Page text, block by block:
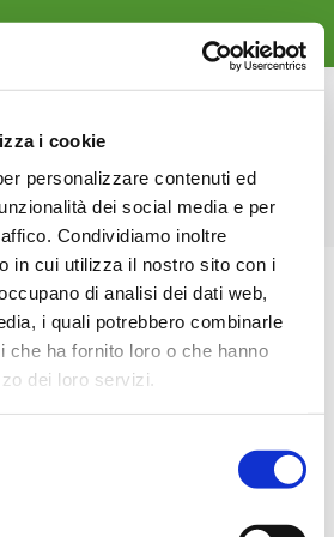
i cookie
personalizzare contenuti ed
dei social media e per
Condividiamo inoltre
in cui utilizza il nostro sito con i
di analisi dei dati web,
i quali potrebbero combinarle
che ha fornito loro o che hanno
dei loro servizi.
6 octubre 2022
2022 octubre 06
– PREMIATO COME
AD EIMA 2022